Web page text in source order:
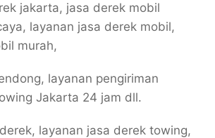
jakarta, jasa derek mobil
layanan jasa derek mobil,
murah,
layanan pengiriman
Jakarta 24 jam dll.
layanan jasa derek towing,